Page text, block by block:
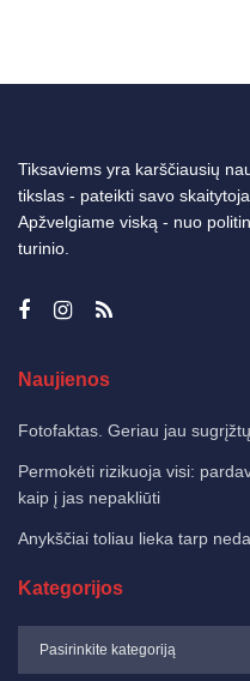
Tiksaviems yra karščiausių
tikslas - pateikti savo
Apžvelgiame viską - nuo
turinio.
Naujienos
Fotofaktas. Geriau jau sugrįžtų
Permokėti rizikuoja visi:
kaip į jas nepakliūti
Anykščiai toliau lieka tarp
Kategorijos